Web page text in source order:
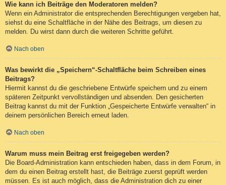
Wie kann ich Beiträge den Moderatoren melden?
Wenn ein Administrator die entsprechenden Berechtigungen vergeben hat,
siehst du eine Schaltfläche in der Nähe des Beitrags, um diesen zu
melden. Du wirst dann durch die weiteren Schritte geführt.
Nach oben
Was bewirkt die „Speichern“-Schaltfläche beim Schreiben eines
Beitrags?
Hiermit kannst du die geschriebene Entwürfe speichern und zu einem
späteren Zeitpunkt vervollständigen und absenden. Den gesicherten
Beitrag kannst du mit der Funktion „Gespeicherte Entwürfe verwalten“ in
deinem persönlichen Bereich erneut laden.
Nach oben
Warum muss mein Beitrag erst freigegeben werden?
Die Board-Administration kann entschieden haben, dass in dem Forum, in
dem du einen Beitrag erstellt hast, die Beiträge zuerst geprüft werden
müssen. Es ist auch möglich, dass die Administration dich zu einer